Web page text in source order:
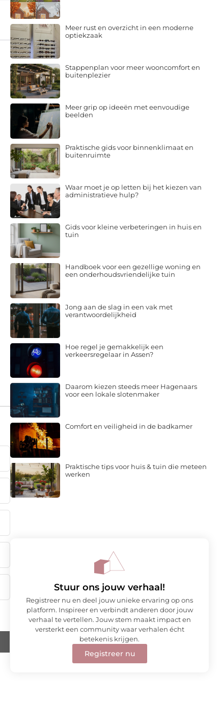
Meer rust en overzicht in een moderne
optiekzaak
Stappenplan voor meer wooncomfort en
buitenplezier
Meer grip op ideeën met eenvoudige
beelden
Praktische gids voor binnenklimaat en
buitenruimte
Waar moet je op letten bij het kiezen van
administratieve hulp?
Gids voor kleine verbeteringen in huis en
tuin
Handboek voor een gezellige woning en
een onderhoudsvriendelijke tuin
Jong aan de slag in een vak met
verantwoordelijkheid
Hoe regel je gemakkelijk een
verkeersregelaar in Assen?
Daarom kiezen steeds meer Hagenaars
voor een lokale slotenmaker
Comfort en veiligheid in de badkamer
Praktische tips voor huis & tuin die meteen
werken
Stuur ons jouw verhaal!
Registreer nu en deel jouw unieke ervaring op ons
platform. Inspireer en verbindt anderen door jouw
verhaal te vertellen. Jouw stem maakt impact en
versterkt een community waar verhalen écht
betekenis krijgen.
Registreer nu